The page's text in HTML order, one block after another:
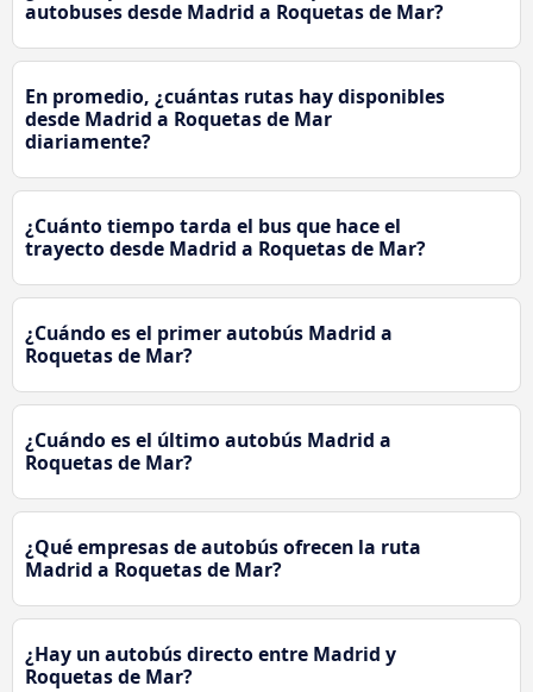
autobuses desde Madrid a Roquetas de Mar?
En promedio, ¿cuántas rutas hay disponibles
desde Madrid a Roquetas de Mar
diariamente?
¿Cuánto tiempo tarda el bus que hace el
trayecto desde Madrid a Roquetas de Mar?
¿Cuándo es el primer autobús Madrid a
Roquetas de Mar?
¿Cuándo es el último autobús Madrid a
Roquetas de Mar?
¿Qué empresas de autobús ofrecen la ruta
Madrid a Roquetas de Mar?
¿Hay un autobús directo entre Madrid y
Roquetas de Mar?